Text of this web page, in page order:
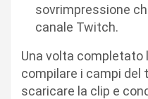
sovrimpressione
canale Twitch.
Una volta completato
compilare i campi del
scaricare la clip e